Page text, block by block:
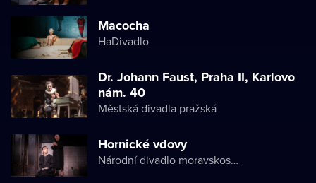
Macocha
HaDivadlo
Dr. Johann Faust, Praha II, Karlovo
nám. 40
Městská divadla pražská
Hornické vdovy
Národní divadlo moravskoslezské